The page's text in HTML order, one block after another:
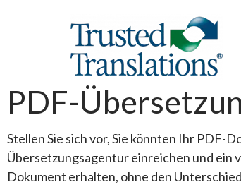
PDF-
Stellen Sie sich vor, Sie könnten Ihr PDF-
Übersetzungsagentur einreichen und ein
Dokument erhalten, ohne den